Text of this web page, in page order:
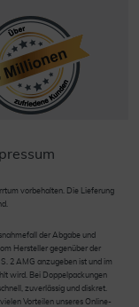
vorbehalten. Die Lieferung
der Abgabe und
Hersteller gegenüber der
2 AMG anzugeben ist und im
wird. Bei Doppelpackungen
zuverlässig und diskret.
Vorteilen unseres Online-